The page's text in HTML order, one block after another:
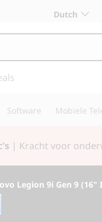
Dutch
Software Mobiele
| Kracht voor
Legion 9i Gen 9 (16"